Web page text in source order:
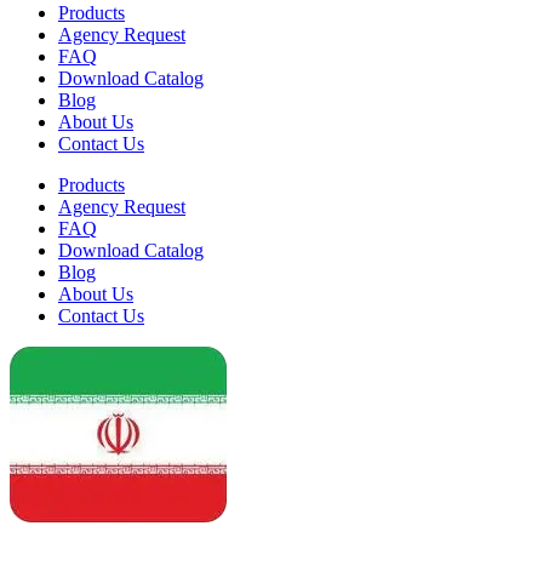
Products
Agency Request
FAQ
Download Catalog
Blog
About Us
Contact Us
Products
Agency Request
FAQ
Download Catalog
Blog
About Us
Contact Us